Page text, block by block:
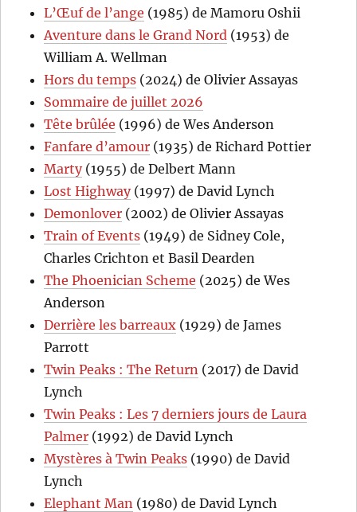
L’Œuf de l’ange (1985) de Mamoru Oshii
Aventure dans le Grand Nord (1953) de
William A. Wellman
Hors du temps (2024) de Olivier Assayas
Sommaire de juillet 2026
Tête brûlée (1996) de Wes Anderson
Fanfare d’amour (1935) de Richard Pottier
Marty(1955) de Delbert Mann
Lost Highway(1997) de David Lynch
Demonlover (2002) de Olivier Assayas
Train of Events (1949) de Sidney Cole,
Charles Crichton et Basil Dearden
The Phoenician Scheme (2025) de Wes
Anderson
Derrière les barreaux (1929) de James
Parrott
Twin Peaks : The Return (2017) de David
Lynch
Twin Peaks : Les 7 derniers jours de Laura
Palmer (1992) de David Lynch
Mystères à Twin Peaks (1990) de David
Lynch
Elephant Man (1980) de David Lynch